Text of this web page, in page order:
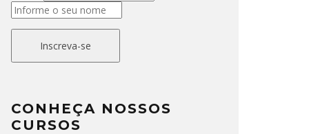
Inscreva-se
CONHEÇA NOSSOS
CURSOS